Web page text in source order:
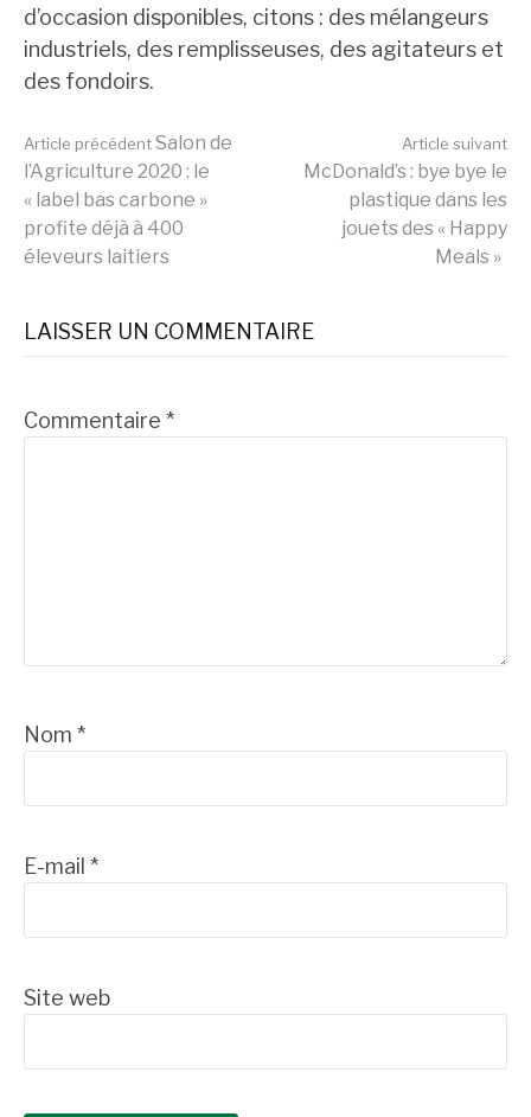
d’occasion disponibles, citons : des mélangeurs
industriels, des remplisseuses, des agitateurs et
des fondoirs.
Lire
la
suite
Article précédentSalon de
l’Agriculture 2020 : le
« label bas carbone »
profite déjà à 400
éleveurs laitiers
Article suivant
McDonald’s : bye bye le
plastique dans les
jouets des « Happy
Meals »
LAISSER UN COMMENTAIRE
Commentaire *
Nom *
E-mail *
Site web